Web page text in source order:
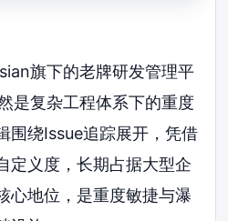
旗下的老牌研发管理平
是复杂工程体系下的重度
围绕Issue追踪展开，凭借
定义度，长期占据大型企
心地位，是重度敏捷与瀑